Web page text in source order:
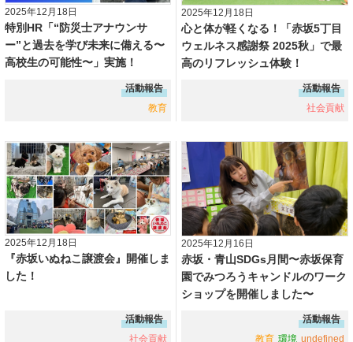
2025年12月18日
特別HR「“防災士アナウンサ
ー”と過去を学び未来に備える〜
高校生の可能性〜」実施！
活動報告
教育
2025年12月18日
心と体が軽くなる！「赤坂5丁目
ウェルネス感謝祭 2025秋」で最
高のリフレッシュ体験！
活動報告
社会貢献
2025年12月18日
『赤坂いぬねこ譲渡会』開催しま
した！
活動報告
社会貢献
2025年12月16日
赤坂・青山SDGs月間〜赤坂保育
園でみつろうキャンドルのワーク
ショップを開催しました〜
活動報告
教育 環境 undefined